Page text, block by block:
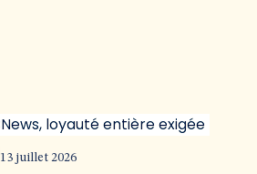
13 juillet 2026